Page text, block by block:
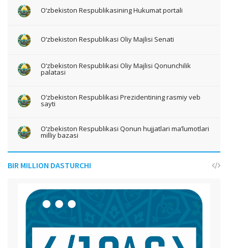
O‘zbekiston Respublikasining Hukumat portali
O‘zbekiston Respublikasi Oliy Majlisi Senati
O‘zbekiston Respublikasi Oliy Majlisi Qonunchilik
palatasi
O‘zbekiston Respublikasi Prezidentining rasmiy veb
sayti
O‘zbekiston Respublikasi Qonun hujjatlari ma’lumotlari
milliy bazasi
BIR MILLION DASTURCHI